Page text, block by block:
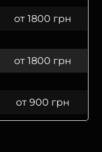
от 1800 грн
от 1800 грн
от 900 грн